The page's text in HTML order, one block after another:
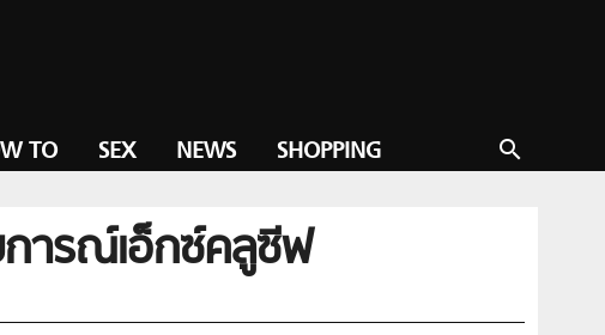
search
TO SEX NEWS SHOPPING
ารณ์เอ็กซ์คลูซีฟ